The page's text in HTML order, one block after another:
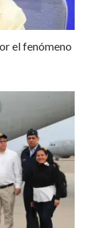
el fenómeno